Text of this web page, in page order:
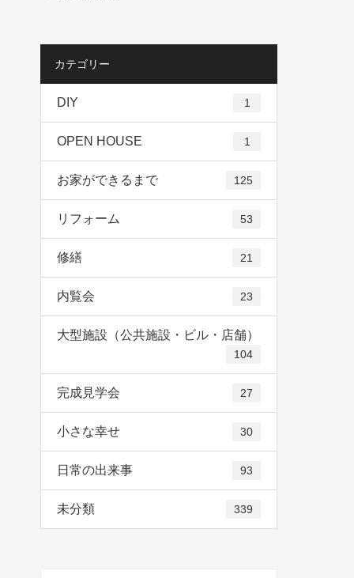
カテゴリー
DIY 1
OPEN HOUSE 1
お家ができるまで 125
リフォーム 53
修繕 21
内覧会 23
大型施設（公共施設・ビル・店舗）
104
完成見学会 27
小さな幸せ 30
日常の出来事 93
未分類 339